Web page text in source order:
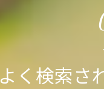
よく検索さ